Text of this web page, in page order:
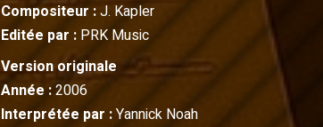
Compositeur :J. Kapler
Editée par : PRK Music
Version originale
Année :2006
Interprétée par :Yannick Noah